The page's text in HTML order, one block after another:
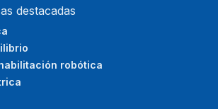
destacadas
robótica